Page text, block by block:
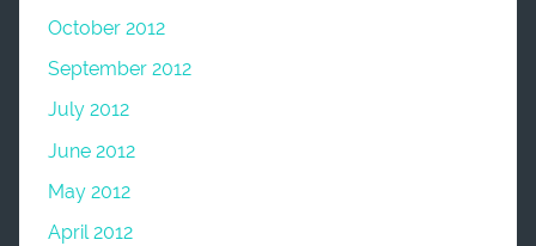
October 2012
September 2012
July 2012
June 2012
May 2012
April 2012